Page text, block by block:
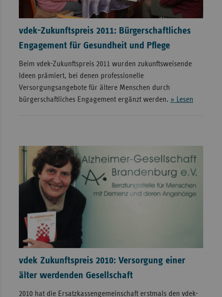
vdek-Zukunftspreis 2011: Bürgerschaftliches
Engagement für Gesundheit und Pflege
Beim vdek-Zukunftspreis 2011 wurden zukunftsweisende
Ideen prämiert, bei denen professionelle
Versorgungsangebote für ältere Menschen durch
bürgerschaftliches Engagement ergänzt werden. » Lesen
vdek Zukunftspreis 2010: Versorgung einer
älter werdenden Gesellschaft
2010 hat die Ersatzkassengemeinschaft erstmals den vdek-